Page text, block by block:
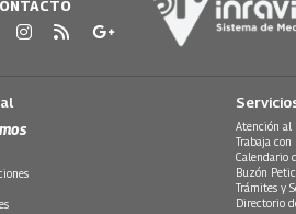
Atención al
Trabaja con
Calendario
Buzón
Trámites y
Directorio